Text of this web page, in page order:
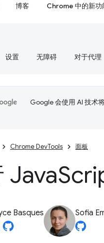
博客 Chrome 中的新功
设置 无障碍 对于代理
Google 会使用 AI 技术
Chrome DevTools 面板
Java
Basques Sofia